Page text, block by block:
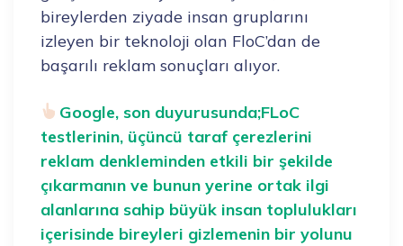
bireylerden ziyade insan gruplarını
izleyen bir teknoloji olan FloC’dan de
başarılı reklam sonuçları alıyor.
Google, son duyurusunda;FLoC
testlerinin, üçüncü taraf çerezlerini
reklam denkleminden etkili bir şekilde
çıkarmanın ve bunun yerine ortak ilgi
alanlarına sahip büyük insan toplulukları
içerisinde bireyleri gizlemenin bir yolunu